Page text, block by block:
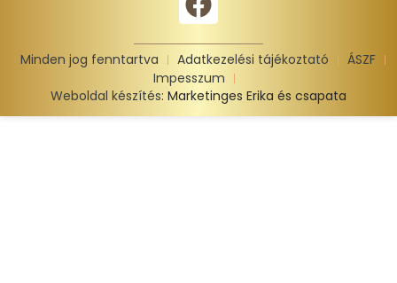
Minden jog fenntartva Adatkezelési tájékoztató
ÁSZF
Impesszum
Weboldal készítés: Marketinges Erika és csapata